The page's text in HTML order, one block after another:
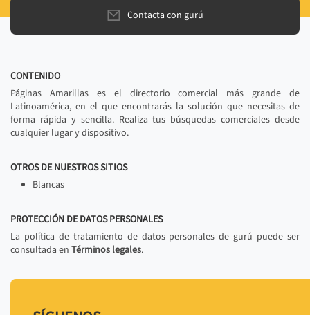
Contacta con gurú
CONTENIDO
Páginas Amarillas es el directorio comercial más grande de
Latinoamérica, en el que encontrarás la solución que necesitas de
forma rápida y sencilla. Realiza tus búsquedas comerciales desde
cualquier lugar y dispositivo.
OTROS DE NUESTROS SITIOS
Blancas
PROTECCIÓN DE DATOS PERSONALES
La política de tratamiento de datos personales de gurú puede ser
consultada en Términos legales.